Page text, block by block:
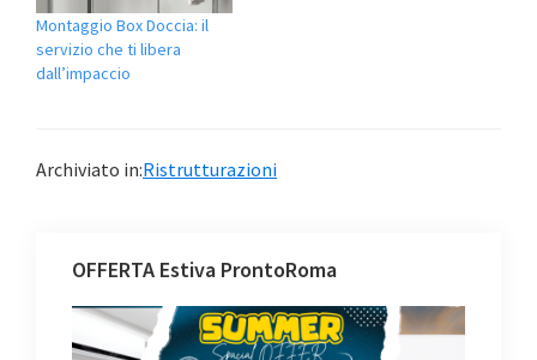
Montaggio Box Doccia: il
servizio che ti libera
dall’impaccio
Archiviato in:Ristrutturazioni
OFFERTA Estiva ProntoRoma